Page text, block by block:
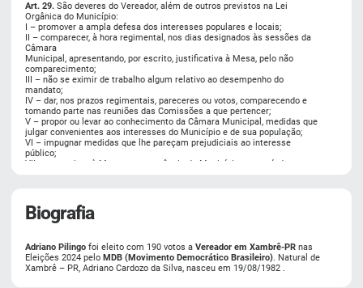
Art. 29. São deveres do Vereador, além de outros previstos na Lei
Orgânica do Município:
I – promover a ampla defesa dos interesses populares e locais;
II – comparecer, à hora regimental, nos dias designados às sessões da
Câmara
Municipal, apresentando, por escrito, justificativa à Mesa, pelo não
comparecimento;
III – não se eximir de trabalho algum relativo ao desempenho do
mandato;
IV – dar, nos prazos regimentais, pareceres ou votos, comparecendo e
tomando parte nas reuniões das Comissões a que pertencer;
V – propor ou levar ao conhecimento da Câmara Municipal, medidas que
julgar convenientes aos interesses do Município e de sua população;
VI – impugnar medidas que lhe pareçam prejudiciais ao interesse
público;
VII – comunicar à Mesa a sua ausência do Município, por período
legislação municipal, particularmente das instituições democráticas e
representativas, e pelas prerrogativas do Poder Legislativo;
X – apresentar-se à Câmara durante as sessões legislativas ordinárias
ou extraordinárias e participar das sessões do Plenário e das reuniões
das Comissões de que for membro;
Biografia
Adriano Pilingo foi eleito com 190 votos a Vereador em Xambrê-PRnas
Eleições 2024 pelo MDB (Movimento Democrático Brasileiro). Natural de
Xambrê – PR, Adriano Cardozo da Silva, nasceu em 19/08/1982 .